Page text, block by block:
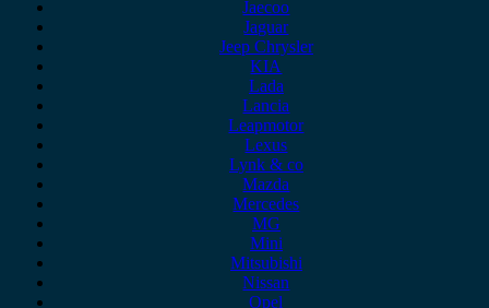
Jaecoo
Jaguar
Jeep Chrysler
KIA
Lada
Lancia
Leapmotor
Lexus
Lynk & co
Mazda
Mercedes
MG
Mini
Mitsubishi
Nissan
Opel